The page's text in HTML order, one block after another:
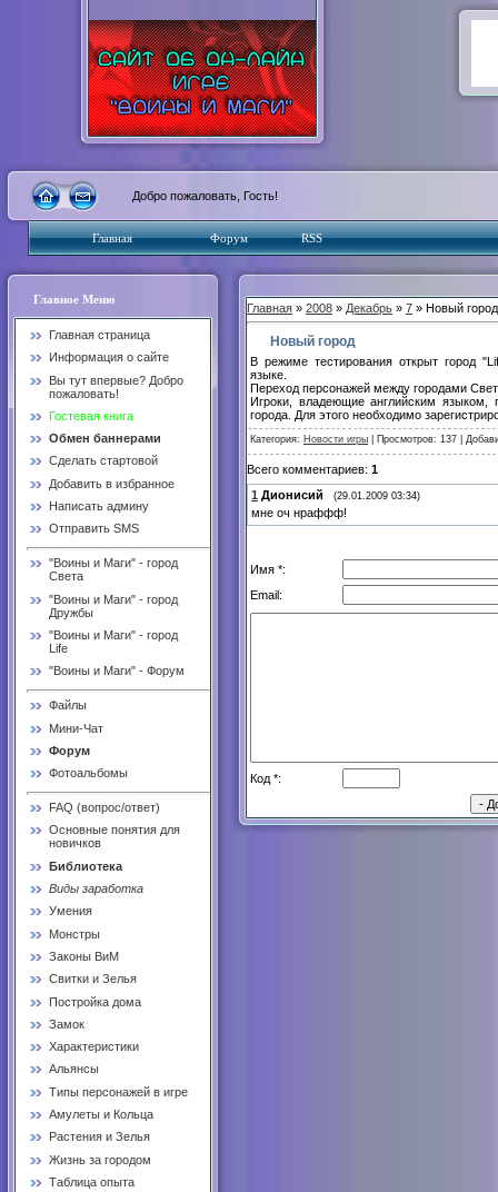
Добро пожаловать, Гость!
Главная Форум RSS
Главное Меню
Главная страница
Информация о сайте
Вы тут впервые? Добро
пожаловать!
Гостевая книга
Обмен баннерами
Сделать стартовой
Добавить в избранное
Написать админу
Отправить SMS
"Воины и Маги" - город
Света
"Воины и Маги" - город
Дружбы
"Воины и Маги" - город
Life
"Воины и Маги" - Форум
Файлы
Мини-Чат
Форум
Фотоальбомы
FAQ (вопрос/ответ)
Основные понятия для
новичков
Библиотека
Виды заработка
Умения
Монстры
Законы ВиМ
Свитки и Зелья
Постройка дома
Замок
Характеристики
Альянсы
Типы персонажей в игре
Амулеты и Кольца
Растения и Зелья
Жизнь за городом
Таблица опыта
Главная » 2008 » Декабрь » 7 » Новый город
Новый город
В режиме тестирования открыт город
языке.
Переход персонажей между городами
Игроки, владеющие английским языком,
города. Для этого необходимо
Категория: Новости игры | Просмотров: 137 |
Всего комментариев: 1
1 Дионисий (29.01.2009 03:34)
мне оч нраффф!
Имя *:
Email:
Код *: